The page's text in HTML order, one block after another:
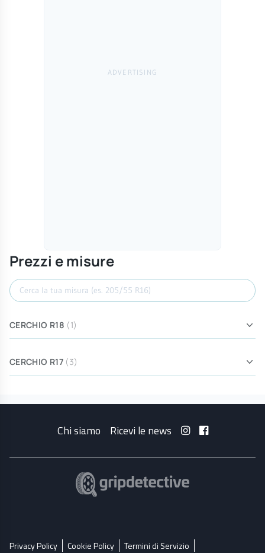
Prezzi e misure
Cerca misura
CERCHIO R18 (1)
CERCHIO R17 (3)
Chi siamo Ricevi le news
Privacy Policy Cookie Policy Termini di Servizio